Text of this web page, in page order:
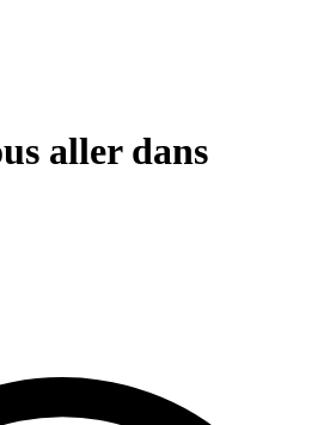
aller dans